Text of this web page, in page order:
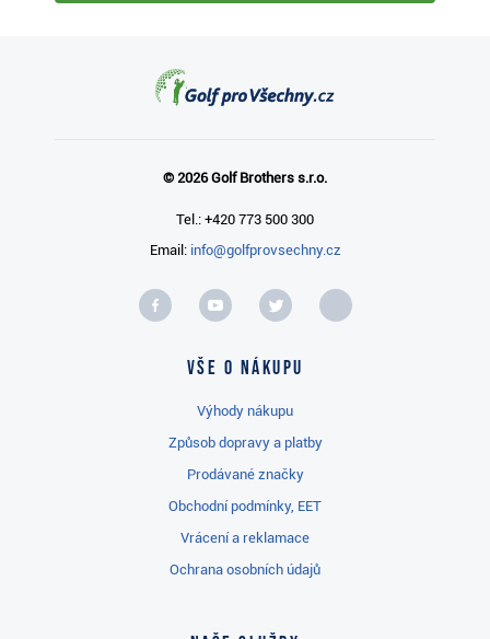
© 2026 Golf Brothers s.r.o.
Tel.: +420 773 500 300
Email: info@golfprovsechny.cz
Vše o nákupu
Výhody nákupu
Způsob dopravy a platby
Prodávané značky
Obchodní podmínky, EET
Vrácení a reklamace
Ochrana osobních údajů